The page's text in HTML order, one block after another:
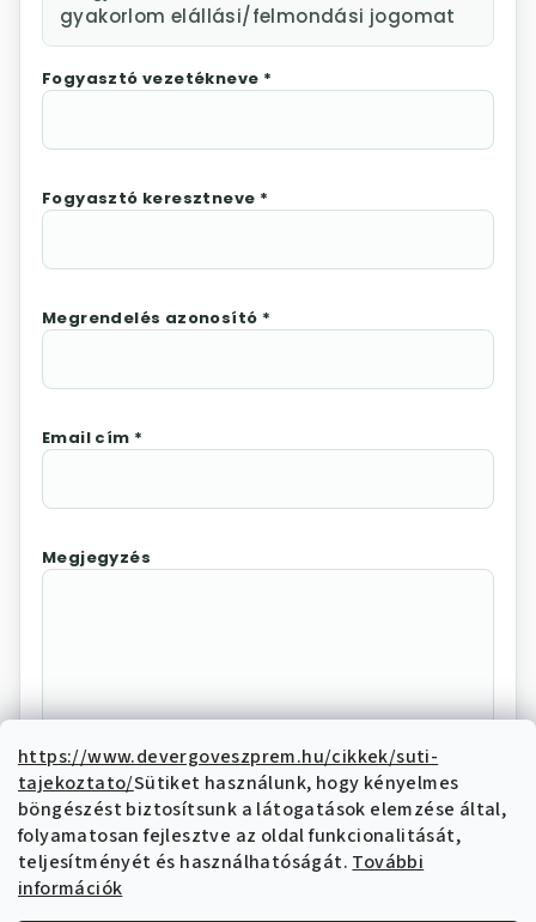
https://www.devergoveszprem.hu/cikkek/suti-
tajekoztato/Sütiket használunk, hogy kényelmes
böngészést biztosítsunk a látogatások elemzése által,
folyamatosan fejlesztve az oldal funkcionalitását,
teljesítményét és használhatóságát. További
információk
gyakorlom elállási/felmondási jogomat
Fogyasztó vezetékneve *
Fogyasztó keresztneve *
Megrendelés azonosító *
Email cím *
Megjegyzés
Az "Elállás megerősítése"
megnyomásával Ön elektronikus úton
elállási nyilatkozatot tesz és nyilatkozik,
hogy megismerte és elfogadja az elállási
funkcióval kapcsolatban az